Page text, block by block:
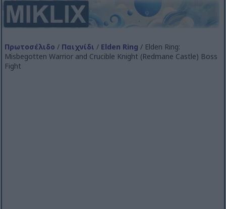
Πρωτοσέλιδο / Παιχνίδι / Elden Ring / Elden Ring:
Misbegotten Warrior and Crucible Knight (Redmane Castle) Boss
Fight